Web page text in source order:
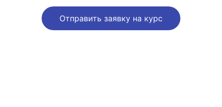
Отправить заявку на курс